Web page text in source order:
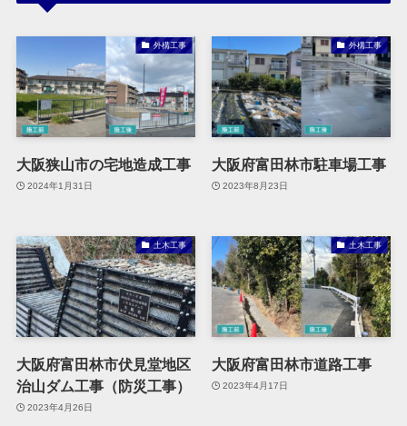
外構工事
大阪狭山市の宅地造成工事
2024年1月31日
外構工事
大阪府富田林市駐車場工事
2023年8月23日
土木工事
大阪府富田林市伏見堂地区
治山ダム工事（防災工事）
2023年4月26日
土木工事
大阪府富田林市道路工事
2023年4月17日